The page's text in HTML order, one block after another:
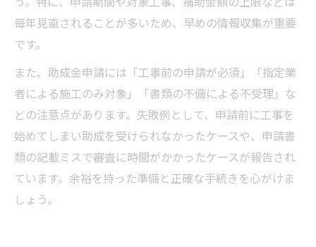
毎年見直されることが多いため、早めの情報収集が重要
です。
また、助成金申請には「工事前の申請が必須」「指定業
者による施工のみ対象」「書類の不備による不受理」な
どの注意点があります。失敗例として、申請前に工事を
始めてしまい助成を受けられなかったケースや、申請書
類の記載ミスで審査に時間がかかったケースが報告され
ています。余裕を持った準備と正確な手続きを心がけま
しょう。